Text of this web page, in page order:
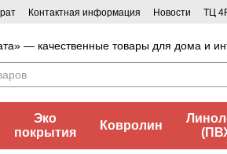
Контактная информация Новости ТЦ
— качественные товары для дома и
Эко
покрытия
Ковролин